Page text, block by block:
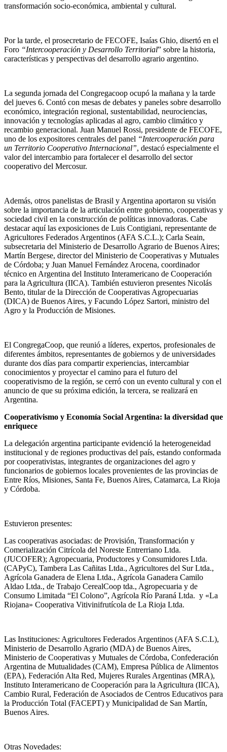
transformación socio-económica, ambiental y cultural.
Por la tarde, el prosecretario de FECOFE, Isaías Ghio, disertó en el
Foro “Intercooperación y Desarrollo Territorial” sobre la historia,
características y perspectivas del desarrollo agrario argentino.
La segunda jornada del Congregacoop ocupó la mañana y la tarde
del jueves 6. Contó con mesas de debates y paneles sobre desarrollo
económico, integración regional, sustentabilidad, neurociencias,
innovación y tecnologías aplicadas al agro, cambio climático y
recambio generacional. Juan Manuel Rossi, presidente de FECOFE,
uno de los expositores centrales del panel “Intercooperación para
un Territorio Cooperativo Internacional”, destacó especialmente el
valor del intercambio para fortalecer el desarrollo del sector
cooperativo del Mercosur.
Además, otros panelistas de Brasil y Argentina aportaron su visión
sobre la importancia de la articulación entre gobierno, cooperativas y
sociedad civil en la construcción de políticas innovadoras. Cabe
destacar aquí las exposiciones de Luis Contigiani, representante de
Agricultores Federados Argentinos (AFA S.C.L.); Carla Seain,
subsecretaria del Ministerio de Desarrollo Agrario de Buenos Aires;
Martín Bergese, directordel Ministerio de Cooperativas y Mutuales
de Córdoba; y Juan Manuel Fernández Arocena, coordinador
técnico en Argentina del Instituto Interamericano de Cooperación
para la Agricultura (IICA). También estuvieron presentes Nicolás
Bento, titular de la Dirección de Cooperativas Agropecuarias
(DICA) de Buenos Aires, y Facundo López Sartori, ministro del
Agro y la Producción de Misiones.
El CongregaCoop, que reunió a líderes, expertos, profesionales de
diferentes ámbitos, representantes de gobiernos y de universidades
durante dos días para compartir experiencias, intercambiar
conocimientos y proyectar el camino para el futuro del
cooperativismo de la región, se cerró con un evento cultural y con el
anuncio de que su próxima edición, la tercera, se realizará en
Argentina.
Cooperativismo y Economía Social Argentina: la diversidad que
enriquece
La delegación argentina participante evidenció la heterogeneidad
institucional y de regiones productivas del país, estando conformada
por cooperativistas, integrantes de organizaciones del agro y
funcionarios de gobiernos locales provenientes de las provincias de
Entre Ríos, Misiones, Santa Fe, Buenos Aires, Catamarca, La Rioja
y Córdoba.
Estuvieron presentes:
Las cooperativas asociadas: de Provisión, Transformación y
Comerialización Citrícola del Noreste Entrerriano Ltda.
(JUCOFER); Agropecuaria, Productores y Consumidores Ltda.
(CAPyC), Tambera Las Cañitas Ltda., Agricultores del Sur Ltda.,
Agrícola Ganadera de Elena Ltda., Agrícola Ganadera Camilo
Aldao Ltda., de Trabajo CerealCoop tda., Agropecuaria y de
Consumo Limitada “El Colono”, Agrícola Río Paraná Ltda. y «La
Riojana» Cooperativa Vitivinifrutícola de La Rioja Ltda.
Las Instituciones: Agricultores Federados Argentinos (AFA S.C.L),
Ministerio de Desarrollo Agrario (MDA) de Buenos Aires,
Ministerio de Cooperativas y Mutuales de Córdoba, Confederación
Argentina de Mutualidades (CAM), Empresa Pública de Alimentos
(EPA), Federación Alta Red, Mujeres Rurales Argentinas (MRA),
Instituto Interamericano de Cooperación para la Agricultura (IICA),
Cambio Rural, Federación de Asociados de Centros Educativos para
la Producción Total (FACEPT) y Municipalidad de San Martín,
Buenos Aires.
Otras Novedades: